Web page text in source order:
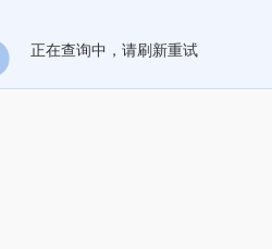
正在查询中，请刷新重试